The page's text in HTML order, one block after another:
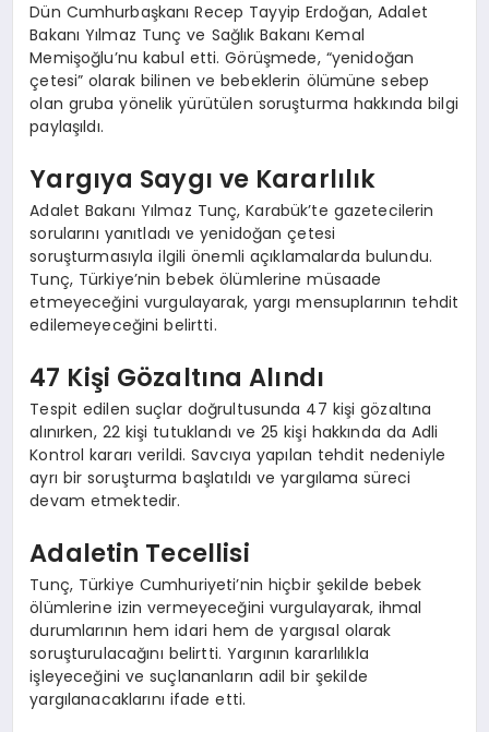
Dün Cumhurbaşkanı Recep Tayyip Erdoğan, Adalet
Bakanı Yılmaz Tunç ve Sağlık Bakanı Kemal
Memişoğlu’nu kabul etti. Görüşmede, “yenidoğan
çetesi” olarak bilinen ve bebeklerin ölümüne sebep
olan gruba yönelik yürütülen soruşturma hakkında bilgi
paylaşıldı.
Yargıya Saygı ve Kararlılık
Adalet Bakanı Yılmaz Tunç, Karabük’te gazetecilerin
sorularını yanıtladı ve yenidoğan çetesi
soruşturmasıyla ilgili önemli açıklamalarda bulundu.
Tunç, Türkiye’nin bebek ölümlerine müsaade
etmeyeceğini vurgulayarak, yargı mensuplarının tehdit
edilemeyeceğini belirtti.
47 Kişi Gözaltına Alındı
Tespit edilen suçlar doğrultusunda 47 kişi gözaltına
alınırken, 22 kişi tutuklandı ve 25 kişi hakkında da Adli
Kontrol kararı verildi. Savcıya yapılan tehdit nedeniyle
ayrı bir soruşturma başlatıldı ve yargılama süreci
devam etmektedir.
Adaletin Tecellisi
Tunç, Türkiye Cumhuriyeti’nin hiçbir şekilde bebek
ölümlerine izin vermeyeceğini vurgulayarak, ihmal
durumlarının hem idari hem de yargısal olarak
soruşturulacağını belirtti. Yargının kararlılıkla
işleyeceğini ve suçlananların adil bir şekilde
yargılanacaklarını ifade etti.